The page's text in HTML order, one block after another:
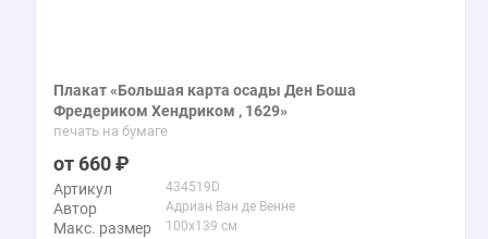
Плакат «Большая карта осады Ден Боша
Фредериком Хендриком , 1629»
печать на бумаге
660
Артикул 434519D
Автор Адриан Ван де Венне
Макс. размер 100x139 см